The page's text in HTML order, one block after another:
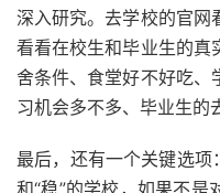
深入研究。去学校的官网
看看在校生和毕业生的真
舍条件、食堂好不好吃、
习机会多不多、毕业生的
最后，还有一个关键选项
和“稳”的学校，如果不